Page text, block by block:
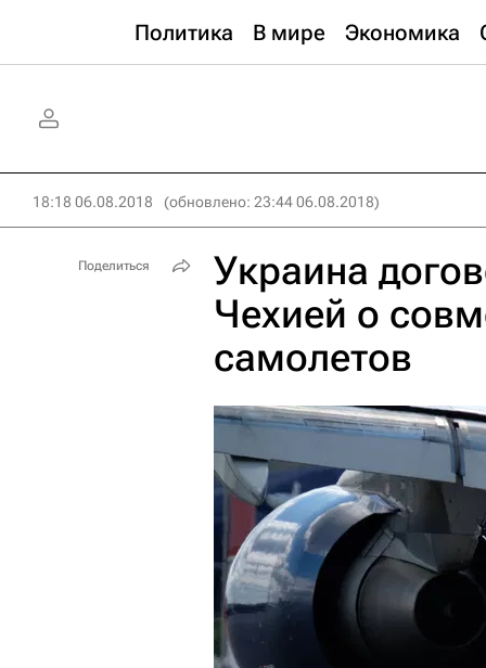
Политика В мире Экономика
18:18 06.08.2018 (обновлено: 23:44 06.08.2018)
Украина
Чехией о
самолетов
Поделиться